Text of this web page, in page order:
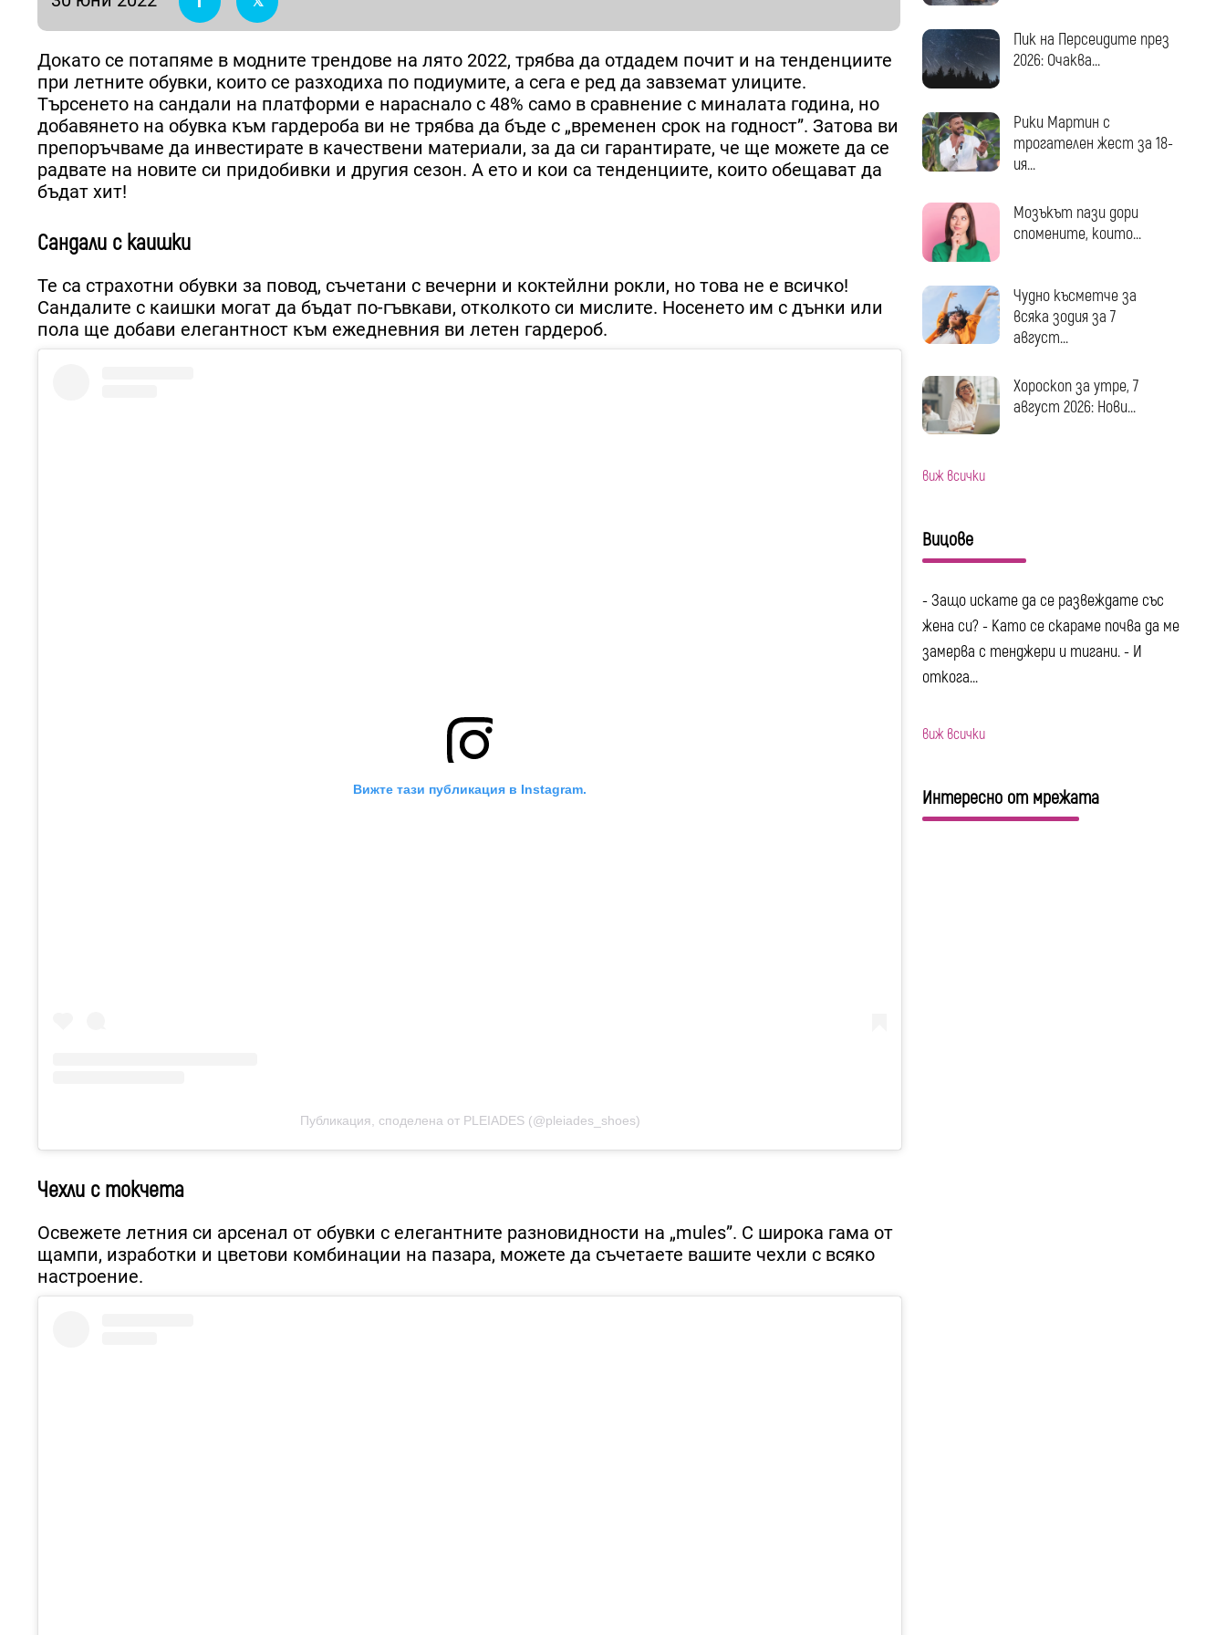
Докато се потапяме в модните трендове на лято 2022, трябва да отдадем почит и на тенденциите
при летните обувки, които се разходиха по подиумите, а сега е ред да завземат улиците.
Търсенето на сандали на платформи е нараснало с 48% само в сравнение с миналата година, но
добавянето на обувка към гардероба ви не трябва да бъде с „временен срок на годност”. Затова ви
препоръчваме да инвестирате в качествени материали, за да си гарантирате, че ще можете да се
радвате на новите си придобивки и другия сезон. А ето и кои са тенденциите, които обещават да
бъдат хит!
Сандали с каишки
Те са страхотни обувки за повод, съчетани с вечерни и коктейлни рокли, но това не е всичко!
Сандалите с каишки могат да бъдат по-гъвкави, отколкото си мислите. Носенето им с дънки или
пола ще добави елегантност към ежедневния ви летен гардероб.
Вижте тази публикация в Instagram.
Публикация, споделена от PLEIADES (@pleiades_shoes)
Чехли с токчета
Освежете летния си арсенал от обувки с елегантните разновидности на „mules”. С широка гама от
щампи, изработки и цветови комбинации на пазара, можете да съчетаете вашите чехли с всяко
настроение.
Пик на Персеидите през
2026: Очаква...
Рики Мартин с
трогателен жест за 18-
ия...
Мозъкът пази дори
спомените, които...
Чудно късметче за
всяка зодия за 7
август...
Хороскоп за утре, 7
август 2026: Нови...
виж всички
Вицове
- Защо искате да се развеждате със
жена си? - Като се скараме почва да ме
замерва с тенджери и тигани. - И
откога...
виж всички
Интересно от мрежата